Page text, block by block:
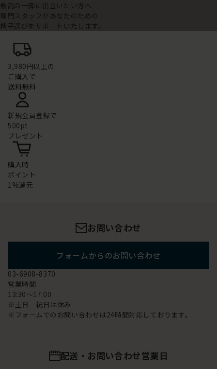
最高の一脚に出会いたい方へ
専門スタッフがあなたのための
椅子選びをサポートいたします。
3,980円以上の
ご購入で
送料無料
新規会員登録で
500pt
プレゼント
購入時
ポイント
1%還元
お問い合わせ
フォームからのお問い合わせ
03-6908-8370
営業時間
13:30～17:00
※土日 祝日は休み
※フォームでのお問い合わせは24時間対応しております。
配送・お問い合わせ営業日